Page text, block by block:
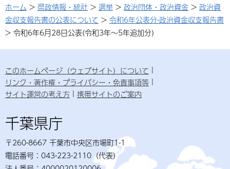
ホーム > 県政情報・統計 > 選挙 > 政治団体・政治資金 > 政治資
金収支報告書の公表について > 令和6年公表分-政治資金収支報告書
> 令和6年6月28日公表(令和3年～5年追加分)
このホームページ（ウェブサイト）について
リンク・著作権・プライバシー・免責事項等
サイト運営の考え方
携帯サイトのご案内
千葉県庁
〒260-8667 千葉市中央区市場町1-1
電話番号：043-223-2110（代表）